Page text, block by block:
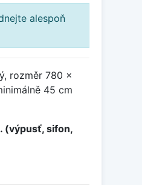
alespoň
rozměr 780 x
45 cm
(výpusť, sifon,